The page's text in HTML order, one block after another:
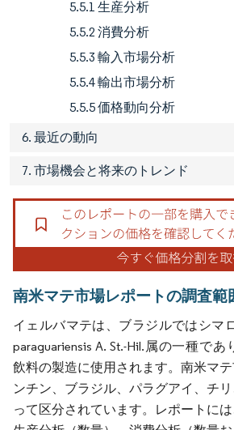
5.5.1 生産分析
5.5.2 消費分析
5.5.3 輸入市場分析
5.5.4 輸出市場分析
5.5.5 価格動向分析
6. 最近の動向
7. 市場機会と将来のトレンド
南米マテ市場レポートの調査範
イェルバマテは、ブラジルではシマ
paraguariensis A. St.-Hil.属の一種で
飲料の製造に使用されます。南米マ
ンチン、ブラジル、パラグアイ、チ
って区分されています。レポートに